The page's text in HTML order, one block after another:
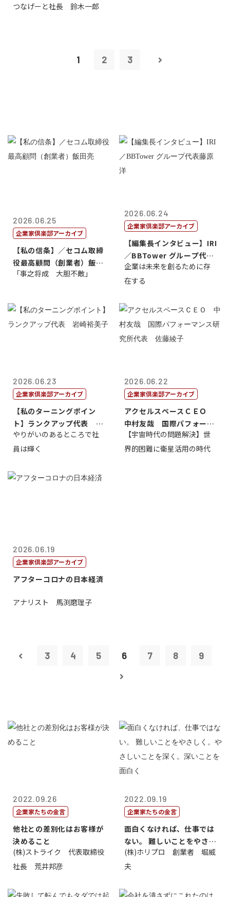
つなげーと社長 鈴木一郎
1 2 3
2026.06.25
企業家倶楽部アーカイブ
【私の信条】／セコム取締
役最高顧問（創業者）飯田
亮
「事之将成 大胆不敵」
2026.06.24
企業家倶楽部アーカイブ
【編集長インタビュー】IRI
／BBTower グループ代表
藤...
企業は未来を創るために存
在する
2026.06.23
企業家倶楽部アーカイブ
【私のターニングポイン
ト】ランクアップ代表 岩
崎裕美子
やりがいのあるところで社
員は輝く
2026.06.22
企業家倶楽部アーカイブ
アクセルスペースＣＥＯ
中村友哉 国際パフォーマ
ンス研究所代...
【宇宙時代の問題解決】世
界的困難に衛星活用の時代
2026.06.19
企業家倶楽部アーカイブ
アフターコロナの日本経済
アナリスト 馬渕磨理子
3 4 5 6 7 8 9
2022.09.26
企業家たちの金言
他社との差別化はお客様が
決めること
(株)ストライク 代表取締役
社長 荒井邦彦
2022.09.19
企業家たちの金言
面白くなければ、仕事では
ない。 難しいことをやさし
く。やさし...
(株)ホリプロ 創業者 堀威
夫